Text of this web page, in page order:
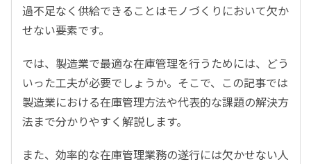
過不足なく供給できることはモノづくりにおいて欠か
せない要素です。
では、製造業で最適な在庫管理を行うためには、どう
いった工夫が必要でしょうか。そこで、この記事では
製造業における在庫管理方法や代表的な課題の解決方
法まで分かりやすく解説します。
また、効率的な在庫管理業務の遂行には欠かせない人